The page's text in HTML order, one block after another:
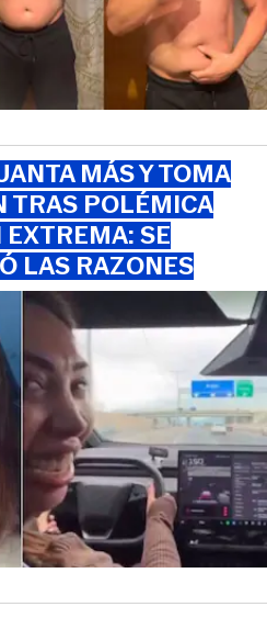
MÁS Y TOMA
TRAS POLÉMICA
SE
LAS RAZONES